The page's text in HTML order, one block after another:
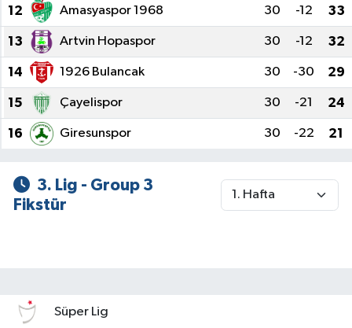
12 Amasyaspor 1968 30 -12 33
13 Artvin Hopaspor 30 -12 32
14 1926 Bulancak 30 -30 29
15 Çayelispor 30 -21 24
16 Giresunspor 30 -22 21
3. Lig - Group 3
Fikstür
Süper Lig